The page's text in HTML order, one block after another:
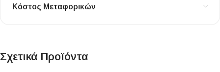
Κόστος Μεταφορικών
Σχετικά Προϊόντα